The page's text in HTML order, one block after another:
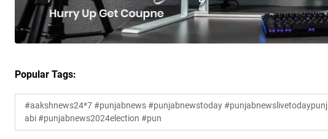
Popular Tags:
#aakshnews24*7 #punjabnews #punjabnewstoday #punjabnewslivetodaypunj
abi #punjabnews2024election #pun